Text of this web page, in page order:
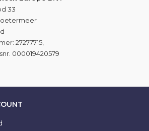
33
27277715,
000019420579